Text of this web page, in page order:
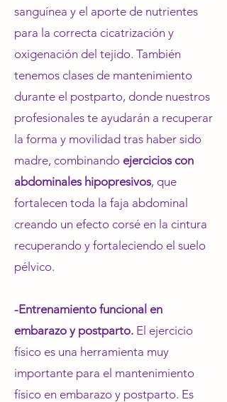
sanguínea y el aporte de nutrientes
para la correcta cicatrización y
oxigenación del tejido. También
tenemos clases de mantenimiento
durante el postparto, donde nuestros
profesionales te ayudarán a recuperar
la forma y movilidad tras haber sido
madre, combinando ejercicios con
abdominales hipopresivos, que
fortalecen toda la faja abdominal
creando un efecto corsé en la cintura
recuperando y fortaleciendo el suelo
pélvico.
-Entrenamiento funcional en
embarazo y postparto. El ejercicio
físico es una herramienta muy
importante para el mantenimiento
físico en embarazo y postparto. Es